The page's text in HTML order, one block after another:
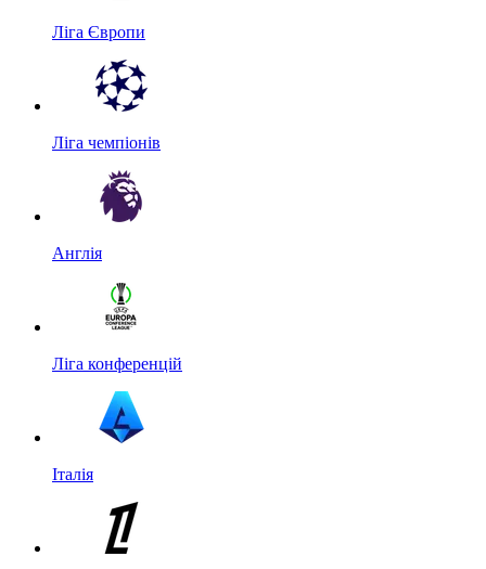
Ліга Європи
Ліга чемпіонів
Англія
Ліга конференцій
Італія